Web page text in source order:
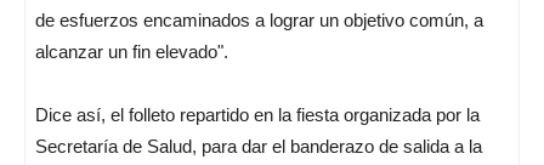
de esfuerzos encaminados a lograr un objetivo común, a
alcanzar un fin elevado".
Dice así, el folleto repartido en la fiesta organizada por la
Secretaría de Salud, para dar el banderazo de salida a la